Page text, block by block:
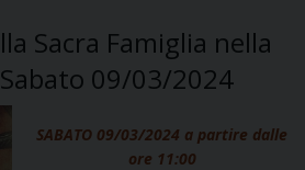
Sacra Famiglia nella
09/03/2024
SABATO 09/03/2024 a partire dalle
ore 11:00